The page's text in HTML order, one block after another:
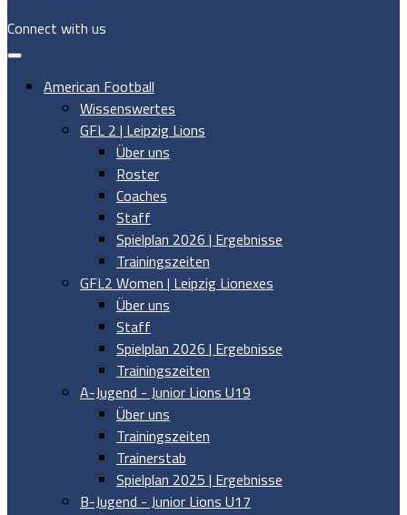
Connect with us
American Football
Wissenswertes
GFL 2 | Leipzig Lions
Über uns
Roster
Coaches
Staff
Spielplan 2026 | Ergebnisse
Trainingszeiten
GFL2 Women | Leipzig Lionexes
Über uns
Staff
Spielplan 2026 | Ergebnisse
Trainingszeiten
A-Jugend - Junior Lions U19
Über uns
Trainingszeiten
Trainerstab
Spielplan 2025 | Ergebnisse
B-Jugend - Junior Lions U17